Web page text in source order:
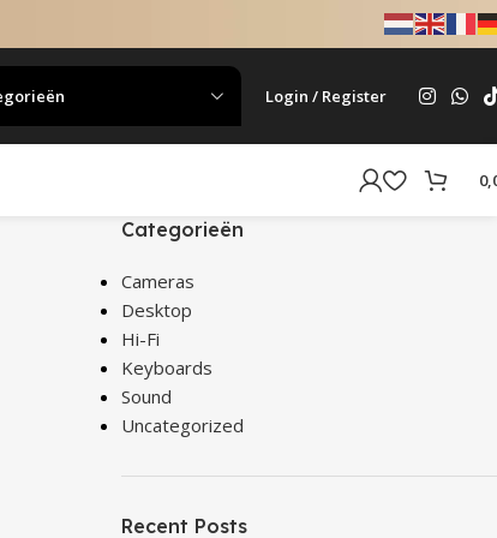
Login / Register
Categorieën
Cameras
Desktop
Hi-Fi
Keyboards
Sound
Uncategorized
Recent Posts